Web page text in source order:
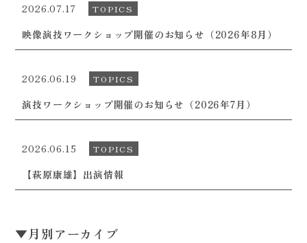
2026.07.17 TOPICS
映像演技ワークショップ開催のお知らせ（2026年8月）
2026.06.19 TOPICS
演技ワークショップ開催のお知らせ（2026年7月）
2026.06.15 TOPICS
【萩原康雄】出演情報
▼月別アーカイブ